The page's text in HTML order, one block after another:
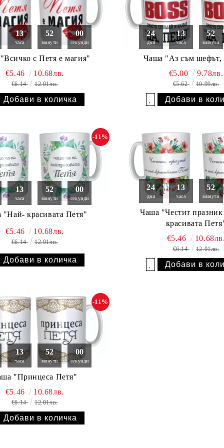
13
часа
51
минути
59
секунди
с Петя е магия"
€5.46 10.68лв.
€6.14 12.01лв.
24
дни
13
часа
51
минути
Чаша "Аз съм
€5.00 9.78лв.
€5.62 10.99лв.
13
часа
51
минути
59
секунди
"Най- красивата Петя"
-11%
€5.46 10.68лв.
€6.14 12.01лв.
24
дни
13
часа
51
минути
Чаша "Честит
красивата
€5.46 10.68лв.
€6.14 12.01лв.
13
часа
51
минути
59
секунди
"Принцеса Петя"
-11%
€5.46 10.68лв.
€6.14 12.01лв.